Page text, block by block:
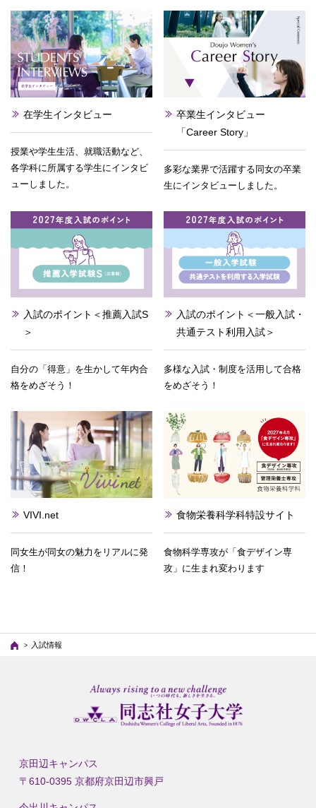
在学生インタビュー
授業や学生生活、就職活動など、
各学科に所属する学生にインタビ
ューしました。
卒業生インタビュー
「Career Story」
多彩な業界で活躍する同女の卒業
生にインタビューしました。
入試のポイント＜推薦入試S
＞
自分の「得意」を生かして年内合
格をめざそう！
入試のポイント＜一般入試・
共通テスト利用入試＞
多様な入試・制度を活用して合格
をめざそう！
VIVI.net
同女生が同女の魅力をリアルに発
信！
食物栄養科学科特設サイト
食物科学専攻が「食デザイン専
攻」に生まれ変わります
入試情報
京田辺キャンパス
〒610-0395 京都府京田辺市興戸